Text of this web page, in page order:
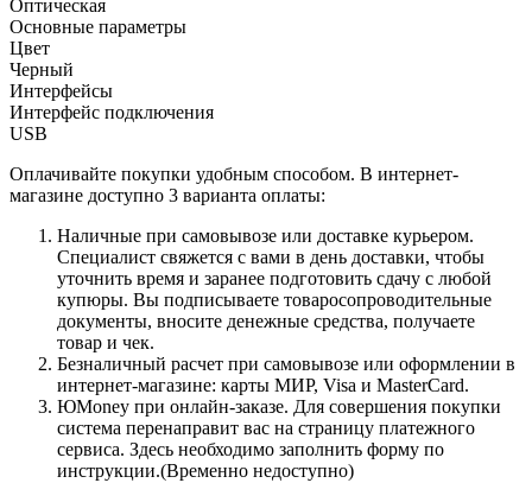
Оптическая
Основные параметры
Цвет
Черный
Интерфейсы
Интерфейс подключения
USB
Оплачивайте покупки удобным способом. В интернет-
магазине доступно 3 варианта оплаты:
Наличные при самовывозе или доставке курьером.
Специалист свяжется с вами в день доставки, чтобы
уточнить время и заранее подготовить сдачу с любой
купюры. Вы подписываете товаросопроводительные
документы, вносите денежные средства, получаете
товар и чек.
Безналичный расчет при самовывозе или оформлении в
интернет-магазине: карты МИР, Visa и MasterCard.
ЮMoney при онлайн-заказе. Для совершения покупки
система перенаправит вас на страницу платежного
сервиса. Здесь необходимо заполнить форму по
инструкции.(Временно недоступно)